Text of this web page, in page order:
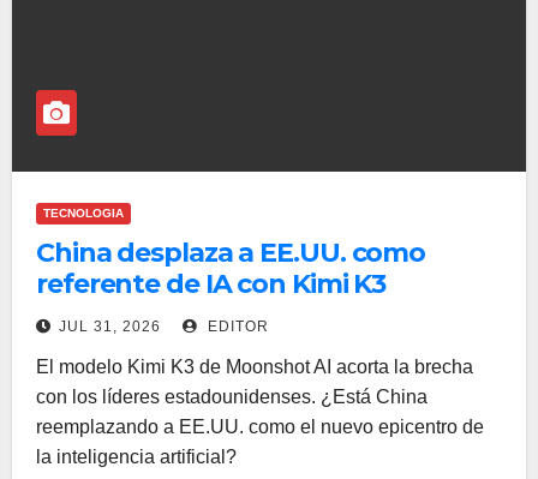
TECNOLOGIA
China desplaza a EE.UU. como
referente de IA con Kimi K3
JUL 31, 2026 EDITOR
El modelo Kimi K3 de Moonshot AI acorta la brecha
con los líderes estadounidenses. ¿Está China
reemplazando a EE.UU. como el nuevo epicentro de
la inteligencia artificial?